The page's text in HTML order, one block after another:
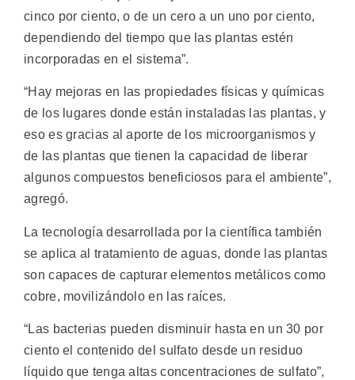
cinco por ciento, o de un cero a un uno por ciento,
dependiendo del tiempo que las plantas estén
incorporadas en el sistema”.
“Hay mejoras en las propiedades físicas y químicas
de los lugares donde están instaladas las plantas, y
eso es gracias al aporte de los microorganismos y
de las plantas que tienen la capacidad de liberar
algunos compuestos beneficiosos para el ambiente”,
agregó.
La tecnología desarrollada por la científica también
se aplica al tratamiento de aguas, donde las plantas
son capaces de capturar elementos metálicos como
cobre, movilizándolo en las raíces.
“Las bacterias pueden disminuir hasta en un 30 por
ciento el contenido del sulfato desde un residuo
líquido que tenga altas concentraciones de sulfato”,